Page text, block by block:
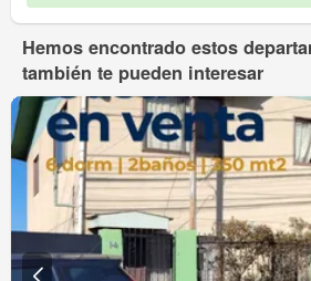
Hemos encontrado estos
también te pueden interesar